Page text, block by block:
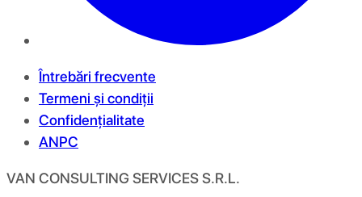
Întrebări frecvente
Termeni și condiții
Confidențialitate
ANPC
VAN CONSULTING SERVICES S.R.L.